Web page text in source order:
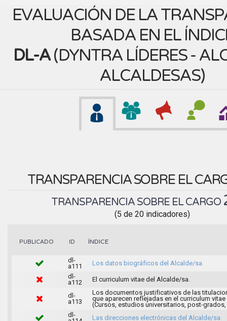
EVALUACIÓN DE LA
BASADA EN EL
DL-A(DYNTRA LÍDERES -
ALCALDESAS)
TRANSPARENCIA SOBRE EL
TRANSPARENCIA SOBRE EL CARGO
(5 de 20 indicadores)
PUBLICADO ID ÍNDICE
dl-
a111
Los datos biográficos del Alcalde/sa.
dl-
a112
El curriculum vitae del Alcalde/sa.
dl-
a113
Los documentos justificativos de las
que aparecen reflejadas en el curriculum vitae
(Cursos, estudios universitarios, post-
dl-
Las direcciones electrónicas del Alcalde/sa.